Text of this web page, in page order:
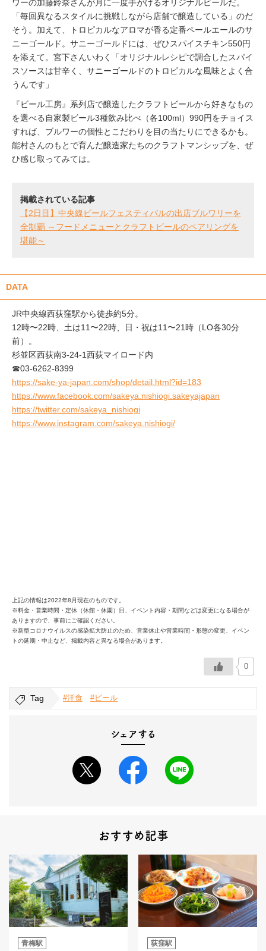
ワーの加藤鈴奈さんが月に一度手がけるオリジナルビールだ。
「毎回異なるスタイルに挑戦しながら店舗で醸造している」のだ
そう。加えて、トロピカルなアロマが香る定番ペールエールのサ
ニーゴールド。サニーゴールドには、ぜひスパイスチキン550円
を添えて。宮下さんいわく「オリジナルレシピで調合したスパイ
スソースは甘辛く、サニーゴールドのトロピカルな風味とよく合
うんです」
『ビール工房』系列店で醸造したクラフトビールから好きなもの
を選べる自家製ビール3種飲み比べ（各100ml）990円をチョイス
すれば、ブルワーの個性とこだわりを目の当たりにできるかも。
能村さんのもとで育んだ醸造家たちのクラフトマンシップを、ぜ
ひ感じ取ってみては。
掲載されている記事
【2日目】中央線ビールフェスティバルの出店ブルワリーを
全制覇 ～フードメニューとクラフトビールのペアリングを
堪能～
DATA
JR中央線西荻窪駅から徒歩約5分。
12時〜22時、土は11〜22時、日・祝は11〜21時（LO各30分
前）。
杉並区西荻南3-24-1西荻マイロード内
☎03-6262-8399
https://sake-ya-japan.com/shop/detail.html?id=183
https://www.facebook.com/sakeya.nishiogi.sakeyajapan
https://twitter.com/sakeya_nishiogi
https://www.instagram.com/sakeya.nishiogi/
上記の情報は2022年8月現在のものです。
※料金・営業時間・定休（休館・休園）日、イベント内容・期間などは変更になる場合が
ありますので、事前にご確認ください。
※新型コロナウイルスの感染拡大防止のため、営業休止や営業時間・形態の変更、イベン
トの延期・中止など、掲載内容と異なる場合があります。
0
Tag #洋食 #ビール
シェアする
おすすめ記事
青梅駅 荻窪駅